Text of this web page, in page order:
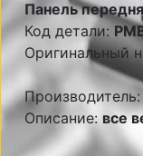
Панель
Код детали:
Оригинальный
Производитель:
Описание: все